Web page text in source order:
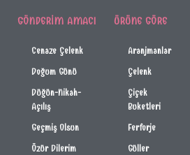
GÖNDERIM AMACI
Cenaze Çelenk
Doğum Günü
Düğün-Nikah-
Açılış
Geçmiş Olsun
Özür Dilerim
ÜRÜNE GÖRE
Aranjmanlar
Çelenk
Çiçek
Buketleri
Ferforje
Güller